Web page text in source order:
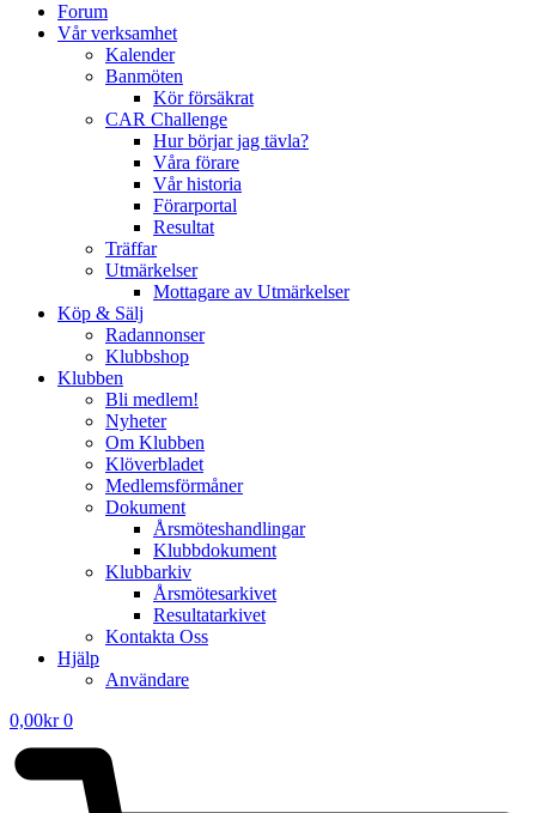
Forum
Vår verksamhet
Kalender
Banmöten
Kör försäkrat
CAR Challenge
Hur börjar jag tävla?
Våra förare
Vår historia
Förarportal
Resultat
Träffar
Utmärkelser
Mottagare av Utmärkelser
Köp & Sälj
Radannonser
Klubbshop
Klubben
Bli medlem!
Nyheter
Om Klubben
Klöverbladet
Medlemsförmåner
Dokument
Årsmöteshandlingar
Klubbdokument
Klubbarkiv
Årsmötesarkivet
Resultatarkivet
Kontakta Oss
Hjälp
Användare
0,00kr 0